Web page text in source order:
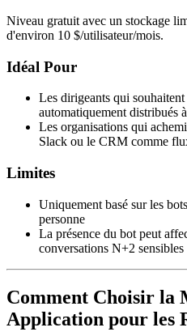
Niveau gratuit avec un stockage
d'environ 10 $/utilisateur/mois.
Idéal Pour
Les dirigeants qui
automatiquement distribués
Les organisations qui
Slack ou le CRM comme
Limites
Uniquement basé sur les
personne
La présence du bot peut
conversations N+2 sensibles
Comment Choisir la
Application pour les